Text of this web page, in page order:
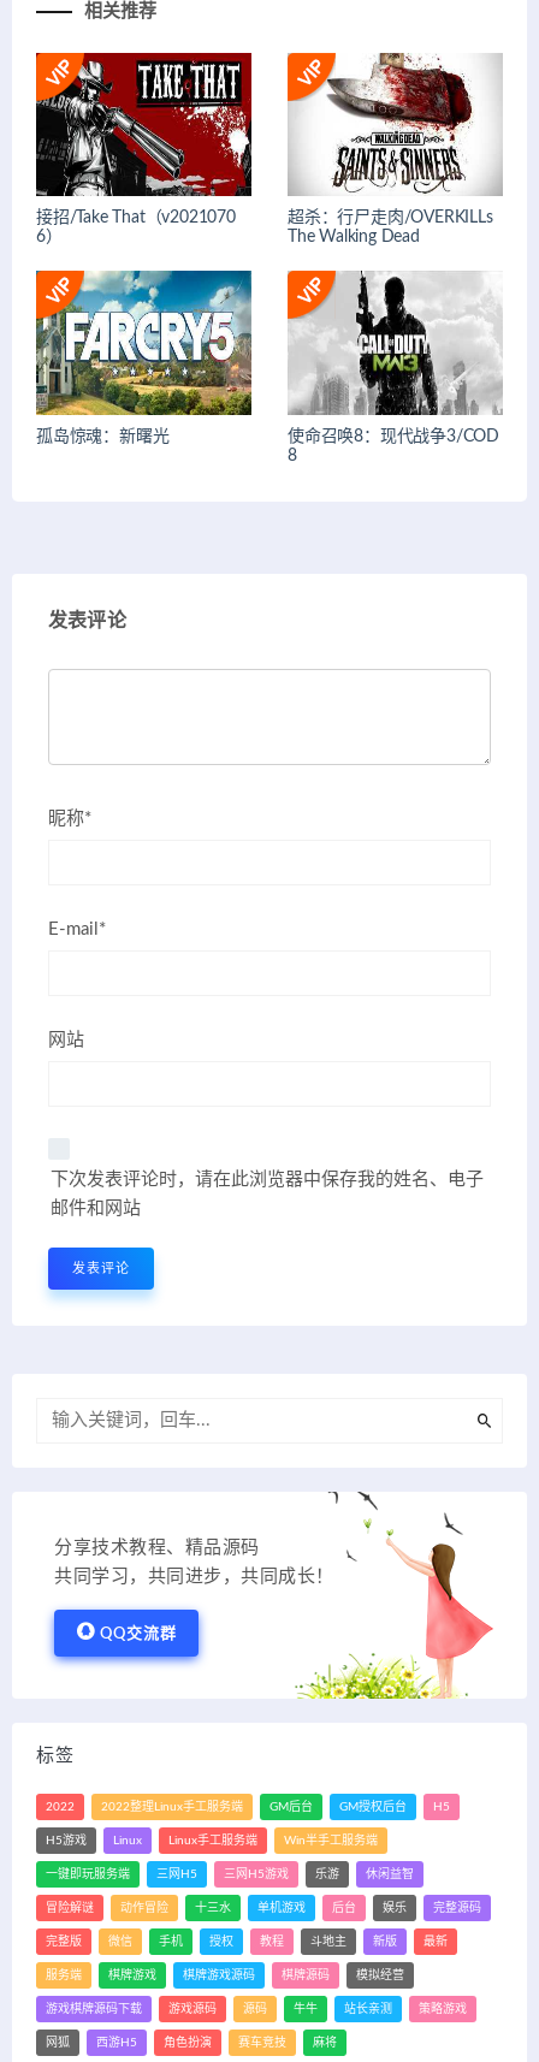
相关推荐
接招/Take That（v2021070
6）
超杀：行尸走肉/OVERKILLs
The Walking Dead
孤岛惊魂：新曙光
使命召唤8：现代战争3/COD
8
发表评论
昵称*
E-mail*
网站
下次发表评论时，请在此浏览器中保存我的姓名、电子
邮件和网站
分享技术教程、精品源码
共同学习，共同进步，共同成长！
QQ交流群
标签
2022 2022整理Linux手工服务端 GM后台 GM授权后台 H5
H5游戏 Linux Linux手工服务端 Win半手工服务端
一键即玩服务端 三网H5 三网H5游戏 乐游 休闲益智
冒险解谜 动作冒险 十三水 单机游戏 后台 娱乐 完整源码
完整版 微信 手机 授权 教程 斗地主 新版 最新
服务端 棋牌游戏 棋牌游戏源码 棋牌源码 模拟经营
游戏棋牌源码下载 游戏源码 源码 牛牛 站长亲测 策略游戏
网狐 西游H5 角色扮演 赛车竞技 麻将